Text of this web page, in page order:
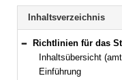
letzten
Suche
Navigation
Inhaltsverzeichnis
Bereich reduzieren
Richtlinien für das Strafverfahren und das
Inhaltsübersicht
Einführung